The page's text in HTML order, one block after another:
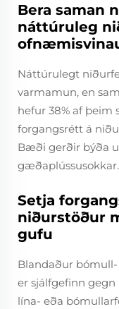
Bera saman
náttúruleg
Náttúrulegt
varmamun, en
hefur 38% af
forgangsrétt á
Bæði gerðir býða
gæðaplússusokkar.
Setja
niðurstöður
gufu
Blandaður bómull-
er sjálfgefinn
lína- eða